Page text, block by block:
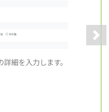
細を入力します。